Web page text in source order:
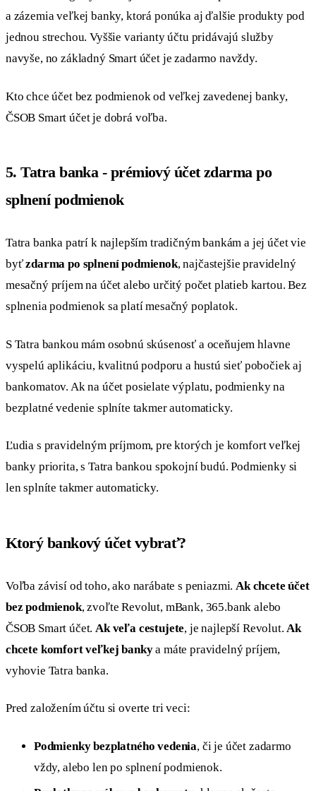
a zázemia veľkej banky, ktorá ponúka aj ďalšie produkty pod
jednou strechou. Vyššie varianty účtu pridávajú služby
navyše, no základný Smart účet je zadarmo navždy.
Kto chce účet bez podmienok od veľkej zavedenej banky,
ČSOB Smart účet je dobrá voľba.
5. Tatra banka - prémiový účet zdarma po
splnení podmienok
Tatra banka patrí k najlepším tradičným bankám a jej účet vie
byťzdarma po splnení podmienok, najčastejšie pravidelný
mesačný príjem na účet alebo určitý počet platieb kartou. Bez
splnenia podmienok sa platí mesačný poplatok.
S Tatra bankou mám osobnú skúsenosť a oceňujem hlavne
vyspelú aplikáciu, kvalitnú podporu a hustú sieť pobočiek aj
bankomatov. Ak na účet posielate výplatu, podmienky na
bezplatné vedenie splníte takmer automaticky.
Ľudia s pravidelným príjmom, pre ktorých je komfort veľkej
banky priorita, s Tatra bankou spokojní budú. Podmienky si
len splníte takmer automaticky.
Ktorý bankový účet vybrať?
Voľba závisí od toho, ako narábate s peniazmi. Ak chcete účet
bez podmienok, zvoľte Revolut, mBank, 365.bank alebo
ČSOB Smart účet. Ak veľa cestujete, je najlepší Revolut. Ak
chcete komfort veľkej bankya máte pravidelný príjem,
vyhovie Tatra banka.
Pred založením účtu si overte tri veci:
Podmienky bezplatného vedenia, či je účet zadarmo
vždy, alebo len po splnení podmienok.